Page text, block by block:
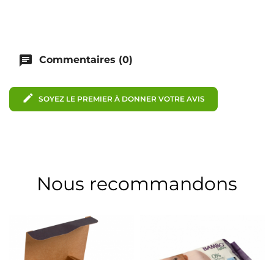
chat Commentaires (0)
edit SOYEZ LE PREMIER À DONNER VOTRE AVIS
Nous recommandons